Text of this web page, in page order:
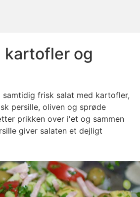
kartofler og
frisk salat med kartofler,
persille, oliven og sprøde
prikken over i'et og sammen
giver salaten et dejligt